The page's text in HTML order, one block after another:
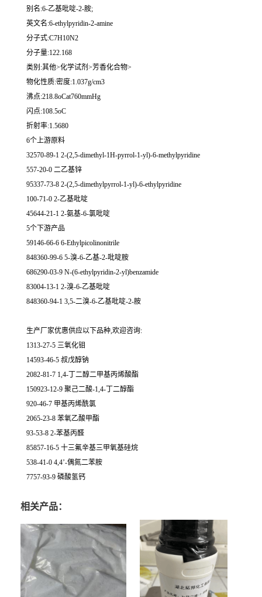
别名:6-乙基吡啶-2-胺;
英文名:6-ethylpyridin-2-amine
分子式:C7H10N2
分子量:122.168
类别:其他>化学试剂>芳香化合物>
物化性质:密度:1.037g/cm3
沸点:218.8oCat760mmHg
闪点:108.5oC
折射率:1.5680
6个上游原料
32570-89-1 2-(2,5-dimethyl-1H-pyrrol-1-yl)-6-methylpyridine
557-20-0 二乙基锌
95337-73-8 2-(2,5-dimethylpyrrol-1-yl)-6-ethylpyridine
100-71-0 2-乙基吡啶
45644-21-1 2-氨基-6-氯吡啶
5个下游产品
59146-66-6 6-Ethylpicolinonitrile
848360-99-6 5-溴-6-乙基-2-吡啶胺
686290-03-9 N-(6-ethylpyridin-2-yl)benzamide
83004-13-1 2-溴-6-乙基吡啶
848360-94-1 3,5-二溴-6-乙基吡啶-2-胺
生产厂家优惠供应以下品种,欢迎咨询:
1313-27-5 三氧化钼
14593-46-5 叔戊醇钠
2082-81-7 1,4-丁二醇二甲基丙烯酸酯
150923-12-9 聚己二酸-1,4-丁二醇酯
920-46-7 甲基丙烯酰氯
2065-23-8 苯氧乙酸甲酯
93-53-8 2-苯基丙醛
85857-16-5 十三氟辛基三甲氧基硅烷
538-41-0 4,4’-偶氮二苯胺
7757-93-9 磷酸氢钙
相关产品：